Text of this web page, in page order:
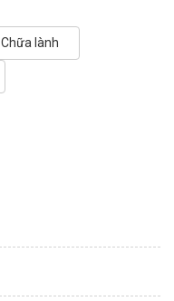
làm ba điều.
Chữa lành